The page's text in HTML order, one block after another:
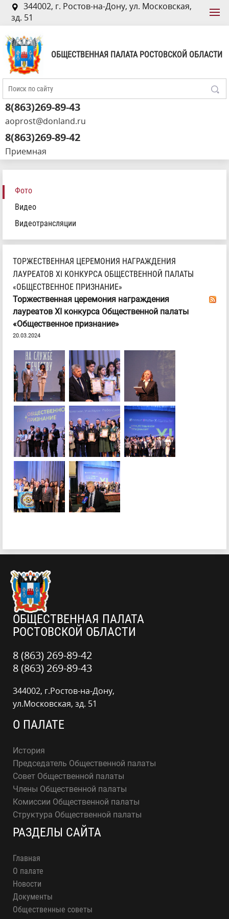
344002, г. Ростов-на-Дону, ул. Московская,
зд. 51
ОБЩЕСТВЕННАЯ ПАЛАТА РОСТОВСКОЙ ОБЛАСТИ
8(863)269-89-43
aoprost@donland.ru
8(863)269-89-42
Приемная
Фото
Видео
Видеотрансляции
ТОРЖЕСТВЕННАЯ ЦЕРЕМОНИЯ НАГРАЖДЕНИЯ
ЛАУРЕАТОВ ХI КОНКУРСА ОБЩЕСТВЕННОЙ ПАЛАТЫ
«ОБЩЕСТВЕННОЕ ПРИЗНАНИЕ»
Торжественная церемония награждения
лауреатов ХI конкурса Общественной палаты
«Общественное признание»
20.03.2024
ОБЩЕСТВЕННАЯ ПАЛАТА
РОСТОВСКОЙ ОБЛАСТИ
8 (863) 269-89-42
8 (863) 269-89-43
344002, г.Ростов-на-Дону,
ул.Московская, зд. 51
О ПАЛАТЕ
История
Председатель Общественной палаты
Совет Общественной палаты
Члены Общественной палаты
Комиссии Общественной палаты
Структура Общественной палаты
РАЗДЕЛЫ САЙТА
Главная
О палате
Новости
Документы
Общественные советы